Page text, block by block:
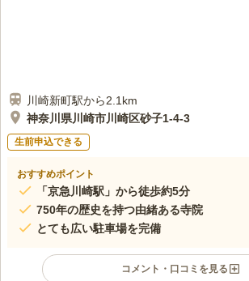
川崎新町駅から2.1km
神奈川県川崎市川崎区砂子1-4-3
生前申込できる
おすすめポイント
「京急川崎駅」から徒歩約5分
750年の歴史を持つ由緒ある寺院
とても広い駐車場を完備
コメント・口コミを見る